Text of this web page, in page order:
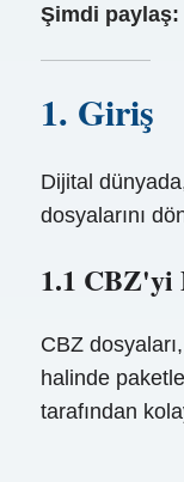
Şimdi paylaş:
1. Giriş
Dijital
dosyalarını
1.1 CBZ'yi
CBZ
halinde
tarafından